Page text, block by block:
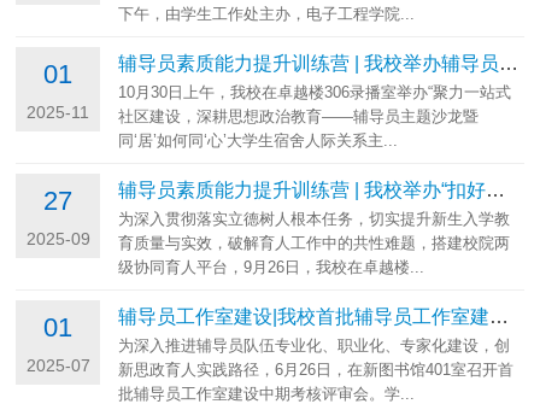
下午，由学生工作处主办，电子工程学院...
01
2025-11
辅导员素质能力提升训练营 | 我校举办辅导员主题沙龙暨“同‘居’如何同...
10月30日上午，我校在卓越楼306录播室举办“聚力一站式
社区建设，深耕思想政治教育——辅导员主题沙龙暨
同‘居’如何同‘心’大学生宿舍人际关系主...
27
2025-09
辅导员素质能力提升训练营 | 我校举办“扣好人生第一粒扣子”辅导员沙龙...
为深入贯彻落实立德树人根本任务，切实提升新生入学教
育质量与实效，破解育人工作中的共性难题，搭建校院两
级协同育人平台，9月26日，我校在卓越楼...
01
2025-07
辅导员工作室建设|我校首批辅导员工作室建设中期考核评审会顺利开展
为深入推进辅导员队伍专业化、职业化、专家化建设，创
新思政育人实践路径，6月26日，在新图书馆401室召开首
批辅导员工作室建设中期考核评审会。学...